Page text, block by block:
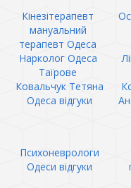
Кінезітерапевт
мануальний
терапевт Одеса
Нарколог Одеса
Таїрове
Ковальчук Тетяна
Одеса відгуки
Психоневрологи
Одеси відгуки